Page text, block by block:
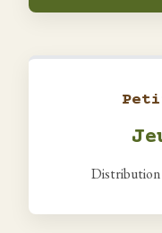
Distribution